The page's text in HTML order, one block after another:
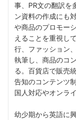
事、PR文の翻訳を
ン資料の作成にも
や商品のプロモー
えることを重視し
行、ファッション
執筆し、商品のコ
る。百貨店で販売
告知のコンテンツ
国人対応やオンラ
幼少期から英語に